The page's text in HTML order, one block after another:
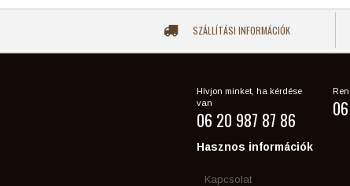
SZÁLLÍTÁSI INFORMÁCIÓK
Hívjon minket, ha kérdése
van
06 20 987 87 86
Hasznos információk
Kapcsolat